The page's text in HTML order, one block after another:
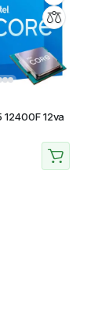
12400F 12va